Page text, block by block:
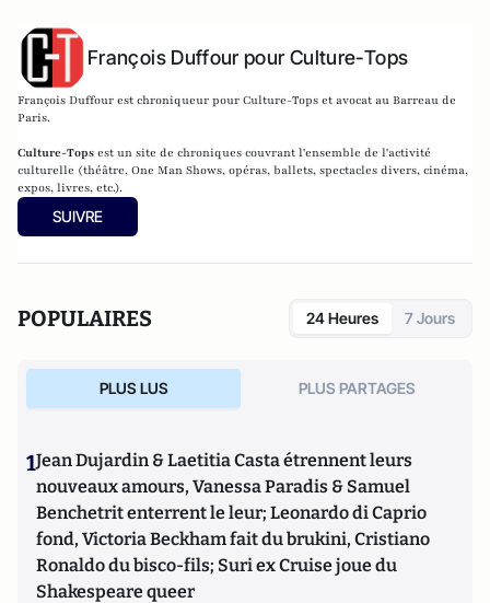
François Duffour pour Culture-Tops
François Duffour est chroniqueur pour Culture-Tops et avocat au Barreau de
Paris.
Culture-Tops est un site de chroniques couvrant l'ensemble de l'activité
culturelle (théâtre, One Man Shows, opéras, ballets, spectacles divers, cinéma,
expos, livres, etc.).
SUIVRE
POPULAIRES 24 Heures 7 Jours
PLUS LUS PLUS PARTAGES
1Jean Dujardin & Laetitia Casta étrennent leurs
nouveaux amours, Vanessa Paradis & Samuel
Benchetrit enterrent le leur; Leonardo di Caprio
fond, Victoria Beckham fait du brukini, Cristiano
Ronaldo du bisco-fils; Suri ex Cruise joue du
Shakespeare queer